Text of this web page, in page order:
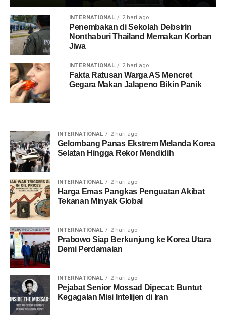
INTERNATIONAL 2 hari ago
Penembakan di Sekolah Debsirin
Nonthaburi Thailand Memakan Korban
Jiwa
INTERNATIONAL 2 hari ago
Fakta Ratusan Warga AS Mencret
Gegara Makan Jalapeno Bikin Panik
INTERNATIONAL 2 hari ago
Gelombang Panas Ekstrem Melanda Korea
Selatan Hingga Rekor Mendidih
INTERNATIONAL 2 hari ago
Harga Emas Pangkas Penguatan Akibat
Tekanan Minyak Global
INTERNATIONAL 2 hari ago
Prabowo Siap Berkunjung ke Korea Utara
Demi Perdamaian
INTERNATIONAL 2 hari ago
Pejabat Senior Mossad Dipecat: Buntut
Kegagalan Misi Intelijen di Iran